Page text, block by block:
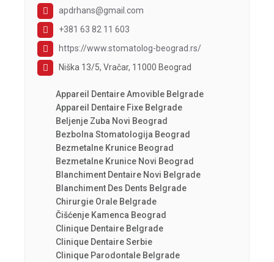
apdrhans@gmail.com
+381 63 82 11 603
https://www.stomatolog-beograd.rs/
Niška 13/5, Vračar, 11000 Beograd
Appareil Dentaire Amovible Belgrade
Appareil Dentaire Fixe Belgrade
Beljenje Zuba Novi Beograd
Bezbolna Stomatologija Beograd
Bezmetalne Krunice Beograd
Bezmetalne Krunice Novi Beograd
Blanchiment Dentaire Novi Belgrade
Blanchiment Des Dents Belgrade
Chirurgie Orale Belgrade
Čišćenje Kamenca Beograd
Clinique Dentaire Belgrade
Clinique Dentaire Serbie
Clinique Parodontale Belgrade